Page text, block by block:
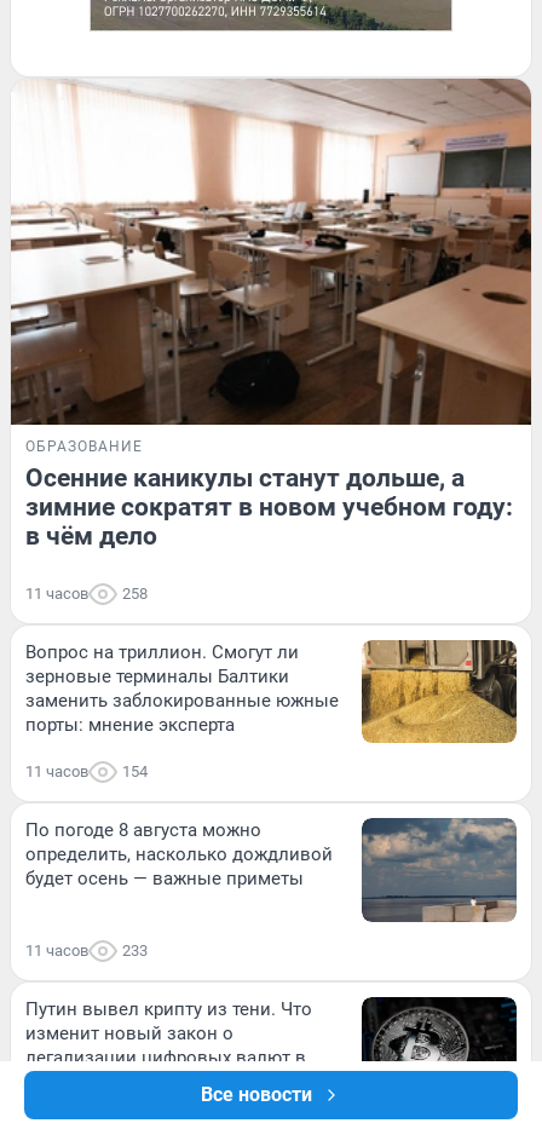
Все новости
ОБРАЗОВАНИЕ
Осенние каникулы станут дольше, а
зимние сократят в новом учебном году:
в чём дело
11 часов 258
Вопрос на триллион. Смогут ли
зерновые терминалы Балтики
заменить заблокированные южные
порты: мнение эксперта
11 часов 154
По погоде 8 августа можно
определить, насколько дождливой
будет осень — важные приметы
11 часов 233
Путин вывел крипту из тени. Что
изменит новый закон о
легализации цифровых валют в
России